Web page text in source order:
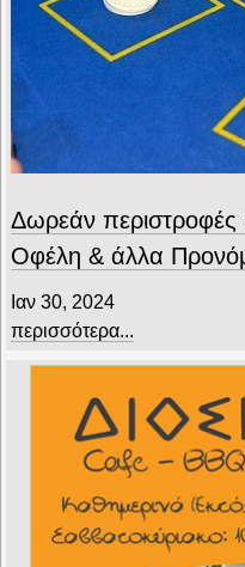
Δωρεάν
Οφέλη & άλλα
Ιαν 30, 2024
περισσότερα...